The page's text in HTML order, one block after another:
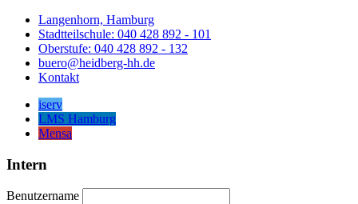
Langenhorn, Hamburg
Stadtteilschule: 040 428 892 - 101
Oberstufe: 040 428 892 - 132
buero@heidberg-hh.de
Kontakt
iserv
LMS Hamburg
Mensa
Intern
Benutzername